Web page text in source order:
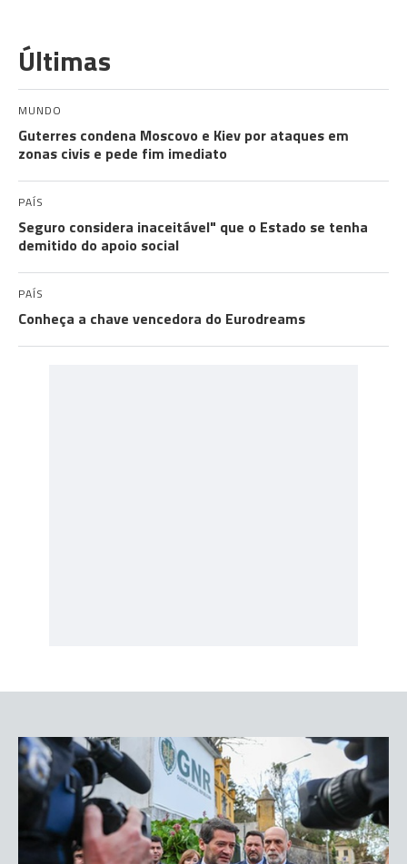
Últimas
MUNDO
Guterres condena Moscovo e Kiev por ataques em
zonas civis e pede fim imediato
PAÍS
Seguro considera inaceitável" que o Estado se tenha
demitido do apoio social
PAÍS
Conheça a chave vencedora do Eurodreams